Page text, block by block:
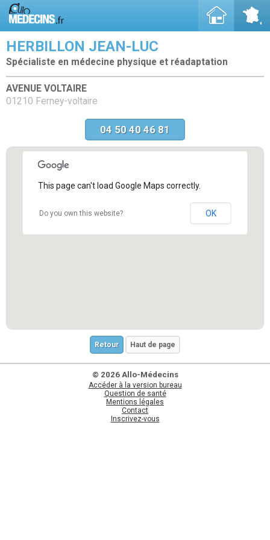
HERBILLON JEAN-LUC
Spécialiste en médecine physique et réadaptation
AVENUE VOLTAIRE
01210 Ferney-voltaire
04 50 40 46 81
This page can't load Google Maps correctly.
Do you own this website? OK
Retour Haut de page
© 2026 Allo-Médecins
Accéder à la version bureau
Question de santé
Mentions légales
Contact
Inscrivez-vous